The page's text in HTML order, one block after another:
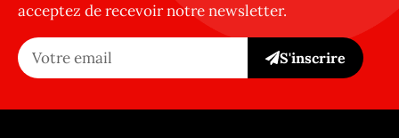
acceptez de recevoir notre newsletter.
S'inscrire